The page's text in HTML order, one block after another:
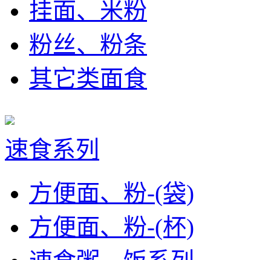
挂面、米粉
粉丝、粉条
其它类面食
速食系列
方便面、粉-(袋)
方便面、粉-(杯)